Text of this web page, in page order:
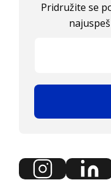
Pridružite se